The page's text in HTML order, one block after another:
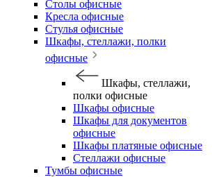
Столы офисные
Кресла офисные
Стулья офисные
Шкафы, стеллажи, полки
офисные
Шкафы, стеллажи,
полки офисные
Шкафы офисные
Шкафы для документов
офисные
Шкафы платяные офисные
Стеллажи офисные
Тумбы офисные